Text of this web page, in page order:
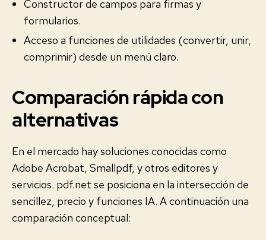
Constructor de campos para firmas y
formularios.
Acceso a funciones de utilidades (convertir, unir,
comprimir) desde un menú claro.
Comparación rápida con
alternativas
En el mercado hay soluciones conocidas como
Adobe Acrobat, Smallpdf, y otros editores y
servicios. pdf.net se posiciona en la intersección de
sencillez, precio y funciones IA. A continuación una
comparación conceptual: